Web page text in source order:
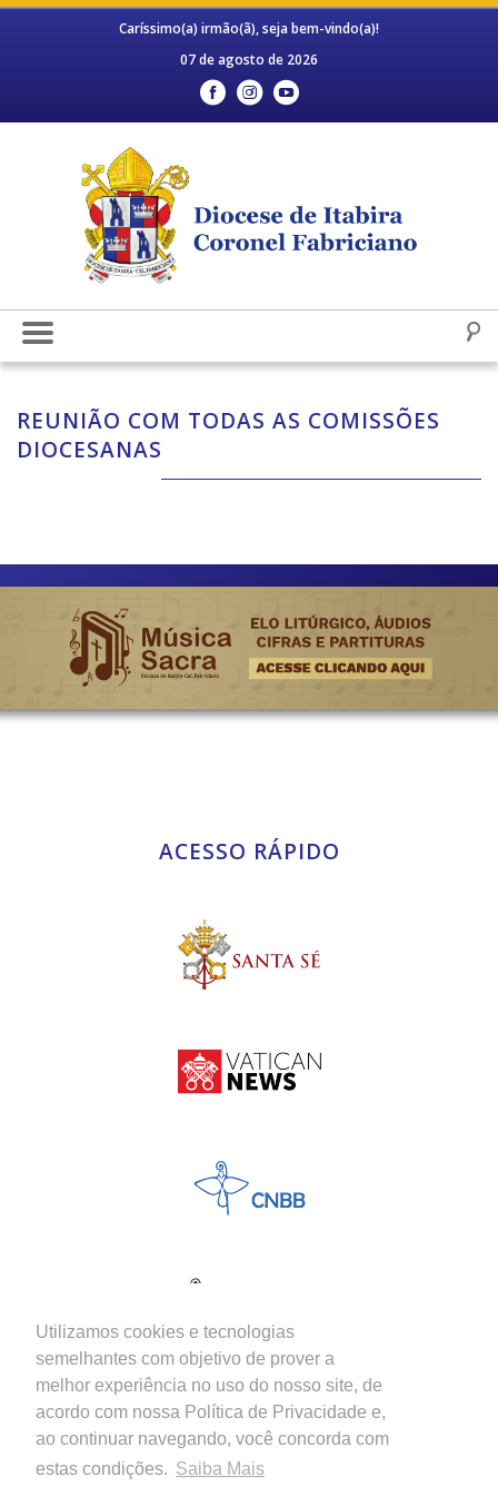
Utilizamos cookies e tecnologias
semelhantes com objetivo de prover a
melhor experiência no uso do nosso site, de
acordo com nossa Política de Privacidade e,
ao continuar navegando, você concorda com
estas condições. Saiba Mais
Caríssimo(a) irmão(ã), seja bem-vindo(a)!
07 de agosto de 2026
REUNIÃO COM TODAS AS COMISSÕES
DIOCESANAS
ACESSO RÁPIDO